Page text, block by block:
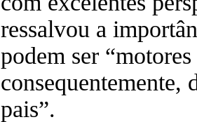
ressalvou a
podem ser
consequentemente,
pais”.